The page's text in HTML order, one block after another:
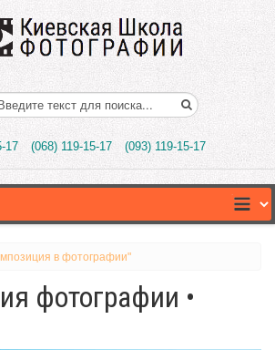
17 (068) 119-15-17 (093) 119-15-17
в фотографии"
фотографии •